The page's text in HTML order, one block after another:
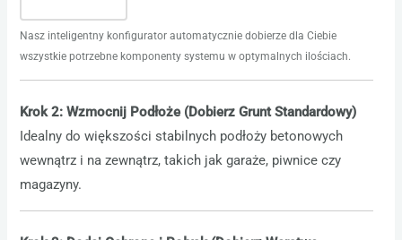
Nasz inteligentny konfigurator automatycznie dobierze dla Ciebie
wszystkie potrzebne komponenty systemu w optymalnych ilościach.
Krok 2: Wzmocnij Podłoże (Dobierz Grunt Standardowy)
Idealny do większości stabilnych podłoży betonowych
wewnątrz i na zewnątrz, takich jak garaże, piwnice czy
magazyny.